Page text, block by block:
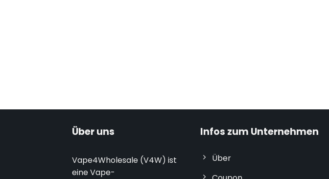
Über uns
Vape4Wholesale (V4W) ist
eine Vape-
Infos zum Unternehmen
Über